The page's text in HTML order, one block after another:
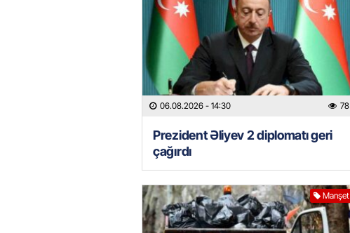
06.08.2026 - 14:30 78
Prezident Əliyev 2 diplomatı geri
çağırdı
Manşet